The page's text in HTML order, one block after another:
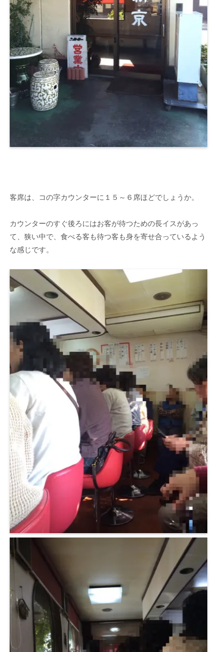
客席は、コの字カウンターに１５～６席ほどでしょうか。
カウンターのすぐ後ろにはお客が待つための長イスがあっ
て、狭い中で、食べる客も待つ客も身を寄せ合っているよう
な感じです。